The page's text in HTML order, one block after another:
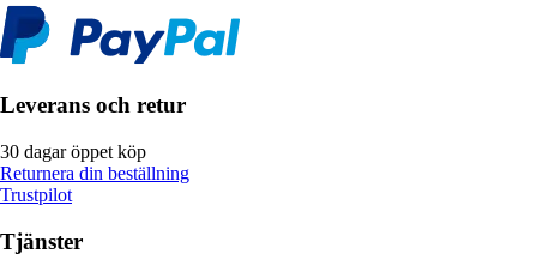
Leverans och retur
30 dagar öppet köp
Returnera din beställning
Trustpilot
Tjänster